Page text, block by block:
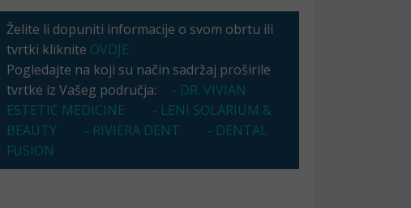
Želite li dopuniti informacije o svom obrtu ili
tvrtki kliknite OVDJE
Pogledajte na koji su način sadržaj proširile
tvrtke iz Vašeg područja:
- DR. VIVIAN
ESTETIC MEDICINE
- LENI SOLARIUM &
BEAUTY
- RIVIERA DENT
- DENTAL
FUSION